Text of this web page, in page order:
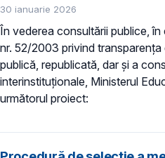
30 ianuarie 2026
În vederea consultării publice,
nr. 52/2003 privind
publică, republicată, dar și a
interinstituționale, Ministerul
următorul proiect: